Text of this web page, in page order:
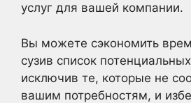
услуг для вашей компании.
Вы можете сэкономить
сузив список
исключив те, которые не
вашим потребностям, и